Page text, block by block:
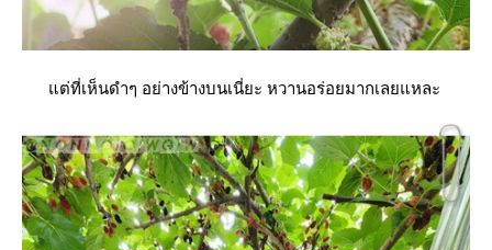
ต่ที่เห็นดำๆ อย่างข้างบนเนี่ยะ หวานอร่อยมากเลยแหละ